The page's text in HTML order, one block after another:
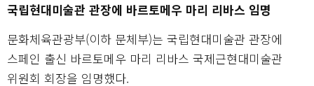
국립현대미술관 관장에 바르토메우 마리 리바스 임명
문화체육관광부(이하 문체부)는 국립현대미술관 관장에
스페인 출신 바르토메우 마리 리바스 국제근현대미술관
위원회 회장을 임명했다.